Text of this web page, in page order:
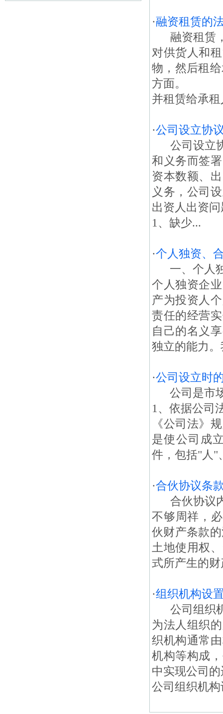
·融资租赁的
融资租赁，
对供货人和
物，然后租
方面。 一
并租赁给承
·公司设立协
公司设立协
和义务而签
资本数额、
义务，公司
出资人出资
1、缺少...
·个人独资、
一、个人
个人独资企
产为投资人
责任的经营
自己的名义
独立的能力
·公司设立时
公司是市场
1、依据公司
《公司法》
是使公司成
件，包括"人"
·合伙协议条
合伙协议内
不够周祥，
伙财产条款
土地使用权
式所产生的
·组织机构设
公司组织机
为法人组织
织机构通常
机构等构成
中实现公司
公司组织机